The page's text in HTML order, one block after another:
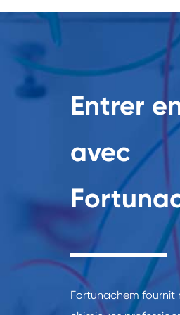
Entrer
avec
Fortunachem fournit